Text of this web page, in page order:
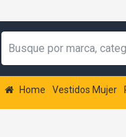
Home Vestidos Mujer